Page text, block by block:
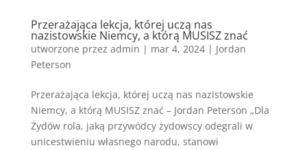
Przerażająca lekcja, której uczą nas
nazistowskie Niemcy, a którą MUSISZ znać
utworzone przez admin | mar 4, 2024| Jordan
Peterson
Przerażająca lekcja, której uczą nas nazistowskie
Niemcy, a którą MUSISZ znać – Jordan Peterson „Dla
Żydów rola, jaką przywódcy żydowscy odegrali w
unicestwieniu własnego narodu, stanowi